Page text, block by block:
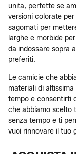
unita, perfette se
versioni colorate
sagomati per
larghe e morbide
da indossare sopra
preferiti.
Le camicie che
materiali di
tempo e consentirti
che abbiamo scelto
senza tempo e ti
vuoi rinnovare il tuo